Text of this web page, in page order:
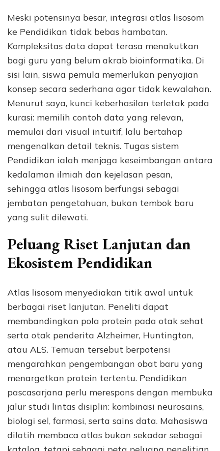
Meski potensinya besar, integrasi atlas lisosom
ke Pendidikan tidak bebas hambatan.
Kompleksitas data dapat terasa menakutkan
bagi guru yang belum akrab bioinformatika. Di
sisi lain, siswa pemula memerlukan penyajian
konsep secara sederhana agar tidak kewalahan.
Menurut saya, kunci keberhasilan terletak pada
kurasi: memilih contoh data yang relevan,
memulai dari visual intuitif, lalu bertahap
mengenalkan detail teknis. Tugas sistem
Pendidikan ialah menjaga keseimbangan antara
kedalaman ilmiah dan kejelasan pesan,
sehingga atlas lisosom berfungsi sebagai
jembatan pengetahuan, bukan tembok baru
yang sulit dilewati.
Peluang Riset Lanjutan dan
Ekosistem Pendidikan
Atlas lisosom menyediakan titik awal untuk
berbagai riset lanjutan. Peneliti dapat
membandingkan pola protein pada otak sehat
serta otak penderita Alzheimer, Huntington,
atau ALS. Temuan tersebut berpotensi
mengarahkan pengembangan obat baru yang
menargetkan protein tertentu. Pendidikan
pascasarjana perlu merespons dengan membuka
jalur studi lintas disiplin: kombinasi neurosains,
biologi sel, farmasi, serta sains data. Mahasiswa
dilatih membaca atlas bukan sekadar sebagai